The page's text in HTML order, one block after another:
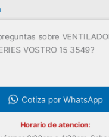
sobre
VOSTRO 15 3549?
Cotiza por WhatsApp
Horario de atencion: